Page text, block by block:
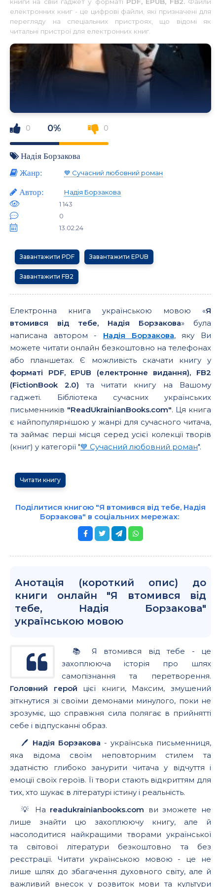
електронних книг - це цифрові файли, які призначені для
перегляду на спеціальних пристроях, що відомі як
читальні пристрої для електронних книг.
0 0% 0
Надія Борзакова
Жанр:
💙 Сучасний любовний роман
Автор:
Надія Борзакова
1 143
0
13.02.24
Завантажити PDF Завантажити EPUB
Завантажити FB2
Електронна книга українською мовою «Я
втомився від тебе, Надія Борзакова» була
написана автором - Надія Борзакова, яку Ви
можете читати онлайн безкоштовно на телефонах
або планшетах. Є можливість скачати книгу у
форматі PDF, EPUB (електронне видання), FB2
(FictionBook 2.0) та читати книгу на Вашому
гаджеті. Бібліотека сучасних українських
письменників "ReadUkrainianBooks.com". Ця книга
є найпопулярнішою у жанрі для сучасного читача,
та займає перші місця серед усієї колекції творів
(книг) у категорії "💙 Сучасний любовний роман".
Читати книгу
Поділитися книгою "Я втомився від тебе, Надія
Борзакова" в соціальних мережах:
Анотація (короткий опис) до
книги онлайн "Я втомився від
тебе, Надія Борзакова"
українською мовою
📚 Я втомився від тебе - це
захоплююча історія про шлях
самопізнання та перетворення.
Головний герой цієї книги, Максим, змушений
зіткнутися зі своїми демонами минулого, поки не
зрозуміє, що справжня сила полягає в прийнятті
себе і відпусканні образ.
🖊️ Надія Борзакова - українська письменниця,
яка відома своїм неповторним стилем та
здатністю глибоко занурити читача у відчуття і
емоції своїх героїв. Її твори стають відкриттям для
тих, хто шукає в літературі істину і реальність.
💡 На readukrainianbooks.com ви зможете не
лише знайти цю захоплюючу книгу, але й
насолодитися найкращими творами української
та світової літератури безкоштовно та без
реєстрації. Читати українською мовою - це не
лише шлях до збагачення духовного світу, але й
важливий внесок у розвиток мови та культури